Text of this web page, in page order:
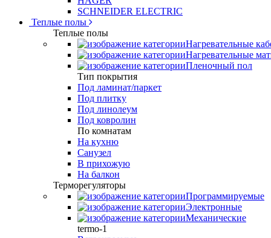
SCHNEIDER ELECTRIC
Теплые полы
Теплые полы
Нагревательные
Нагревательные
Пленочный пол
Тип покрытия
Под ламинат/паркет
Под плитку
Под линолеум
Под ковролин
По комнатам
На кухню
Санузел
В прихожую
На балкон
Терморегуляторы
Программируемые
Электронные
Механические
termo-1